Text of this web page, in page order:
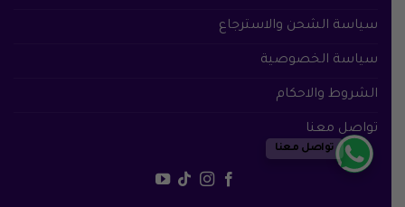
سياسة الشحن والاسترجاع
سياسة الخصوصية
الشروط والاحكام
تواصل معنا
تواصل معنا